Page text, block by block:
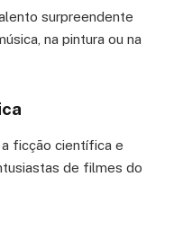
surpreendente
na pintura ou na
ficção científica e
de filmes do